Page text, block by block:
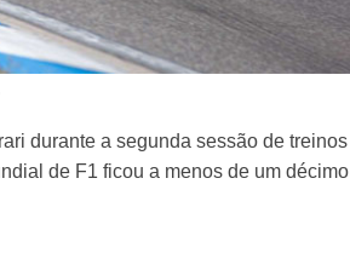
durante a segunda sessão de treinos
de F1 ficou a menos de um décimo